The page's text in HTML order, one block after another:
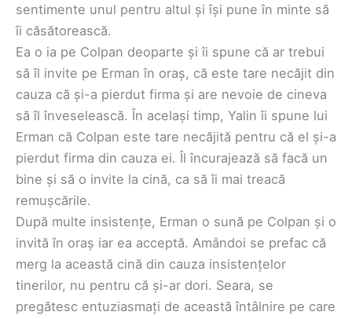
sentimente unul pentru altul și își pune în minte să
îi căsătorească.
Ea o ia pe Colpan deoparte și îi spune că ar trebui
să îl invite pe Erman în oraș, că este tare necăjit din
cauza că și-a pierdut firma și are nevoie de cineva
să îl înveselească. În același timp, Yalin îi spune lui
Erman că Colpan este tare necăjită pentru că el și-a
pierdut firma din cauza ei. Îl încurajează să facă un
bine și să o invite la cină, ca să îi mai treacă
remușcările.
După multe insistențe, Erman o sună pe Colpan și o
invită în oraș iar ea acceptă. Amândoi se prefac că
merg la această cină din cauza insistențelor
tinerilor, nu pentru că și-ar dori. Seara, se
pregătesc entuziasmați de această întâlnire pe care